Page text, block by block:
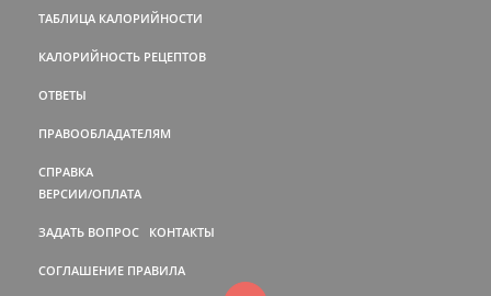
ТАБЛИЦА КАЛОРИЙНОСТИ
КАЛОРИЙНОСТЬ РЕЦЕПТОВ
ОТВЕТЫ
ПРАВООБЛАДАТЕЛЯМ
СПРАВКА
ВЕРСИИ/ОПЛАТА
ЗАДАТЬ ВОПРОС КОНТАКТЫ
СОГЛАШЕНИЕ ПРАВИЛА